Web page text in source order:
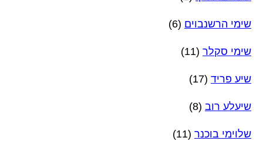
שימי הרשנבוים (6)
שימי סקלר (11)
שיע פריד (17)
שיעלע רוב (8)
שלוימי בוכנר (11)